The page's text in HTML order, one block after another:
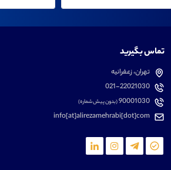
تماس بگیرید
تهران، زعفرانیه
021-22021030
90001030(بدون پیش شماره)
info[at]alirezamehrabi[dot]com